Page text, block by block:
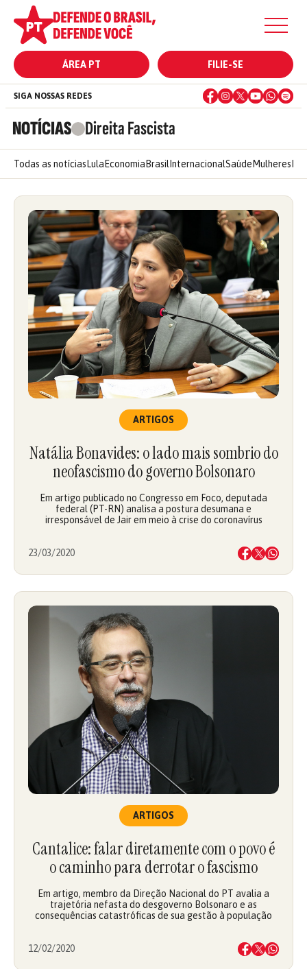
ÁREA PT FILIE-SE
NOTÍCIAS Direita Fascista
SIGA NOSSAS REDES
Todas as notícias Lula Economia Brasil InternacionalSaúde Mulheres
ARTIGOS
Natália Bonavides: o lado mais sombrio do
neofascismo do governo Bolsonaro
Em artigo publicado no Congresso em Foco, deputada
federal (PT-RN) analisa a postura desumana e
irresponsável de Jair em meio à crise do coronavírus
23/03/2020
ARTIGOS
Cantalice: falar diretamente com o povo é
o caminho para derrotar o fascismo
Em artigo, membro da Direção Nacional do PT avalia a
trajetória nefasta do desgoverno Bolsonaro e as
consequências catastróficas de sua gestão à população
12/02/2020